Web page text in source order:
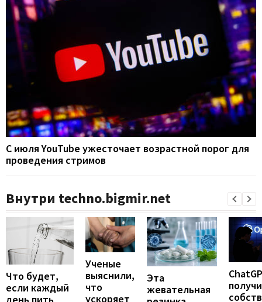
С июля YouTube ужесточает возрастной порог для
проведения стримов
Внутри techno.bigmir.net
Что будет,
если каждый
Ученые
выяснили,
что
ускоряет
Эта
жевательная